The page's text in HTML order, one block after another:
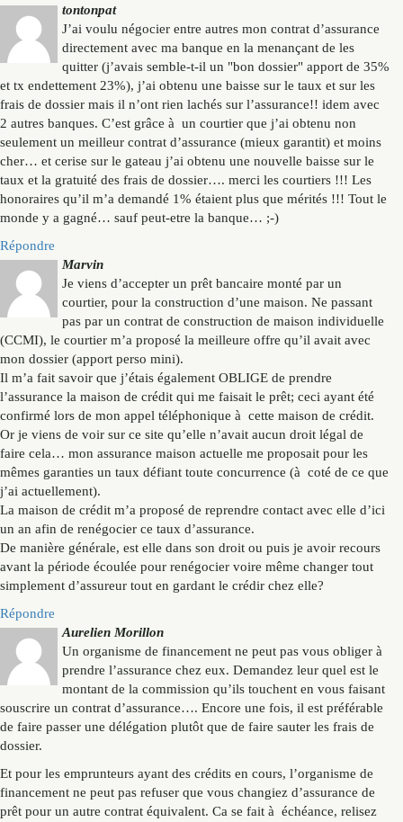
tontonpat
J’ai voulu négocier entre autres mon contrat d’assurance
directement avec ma banque en la menançant de les
quitter (j’avais semble-t-il un "bon dossier" apport de 35%
et tx endettement 23%), j’ai obtenu une baisse sur le taux et sur les
frais de dossier mais il n’ont rien lachés sur l’assurance!! idem avec
2 autres banques. C’est grâce à un courtier que j’ai obtenu non
seulement un meilleur contrat d’assurance (mieux garantit) et moins
cher… et cerise sur le gateau j’ai obtenu une nouvelle baisse sur le
taux et la gratuité des frais de dossier…. merci les courtiers !!! Les
honoraires qu’il m’a demandé 1% étaient plus que mérités !!! Tout le
monde y a gagné… sauf peut-etre la banque… ;-)
Répondre
Marvin
Je viens d’accepter un prêt bancaire monté par un
courtier, pour la construction d’une maison. Ne passant
pas par un contrat de construction de maison individuelle
(CCMI), le courtier m’a proposé la meilleure offre qu’il avait avec
mon dossier (apport perso mini).
Il m’a fait savoir que j’étais également OBLIGE de prendre
l’assurance la maison de crédit qui me faisait le prêt; ceci ayant été
confirmé lors de mon appel téléphonique à cette maison de crédit.
Or je viens de voir sur ce site qu’elle n’avait aucun droit légal de
faire cela… mon assurance maison actuelle me proposait pour les
mêmes garanties un taux défiant toute concurrence (à coté de ce que
j’ai actuellement).
La maison de crédit m’a proposé de reprendre contact avec elle d’ici
un an afin de renégocier ce taux d’assurance.
De manière générale, est elle dans son droit ou puis je avoir recours
avant la période écoulée pour renégocier voire même changer tout
simplement d’assureur tout en gardant le crédir chez elle?
Répondre
Aurelien Morillon
Un organisme de financement ne peut pas vous obliger à
prendre l’assurance chez eux. Demandez leur quel est le
montant de la commission qu’ils touchent en vous faisant
souscrire un contrat d’assurance…. Encore une fois, il est préférable
de faire passer une délégation plutôt que de faire sauter les frais de
dossier.
Et pour les emprunteurs ayant des crédits en cours, l’organisme de
financement ne peut pas refuser que vous changiez d’assurance de
prêt pour un autre contrat équivalent. Ca se fait à échéance, relisez